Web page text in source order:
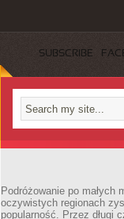
SUBSCRIBE
Podróżowanie po małych
oczywistych regionach
popularność. Przez długi